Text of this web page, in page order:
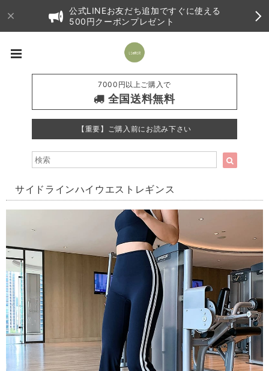
公式LINEお友だち追加ですぐに使える
500円クーポンプレゼント
7000円以上ご購入で
全国送料無料
【重要】ご購入前にお読み下さい
サイドラインハイウエストレギンス